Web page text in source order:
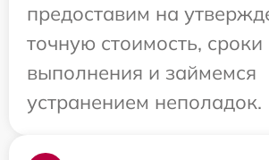
предоставим на
точную стоимость, сроки
выполнения и займемся
устранением неполадок.